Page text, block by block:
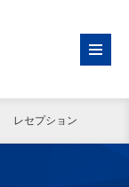
レセプション